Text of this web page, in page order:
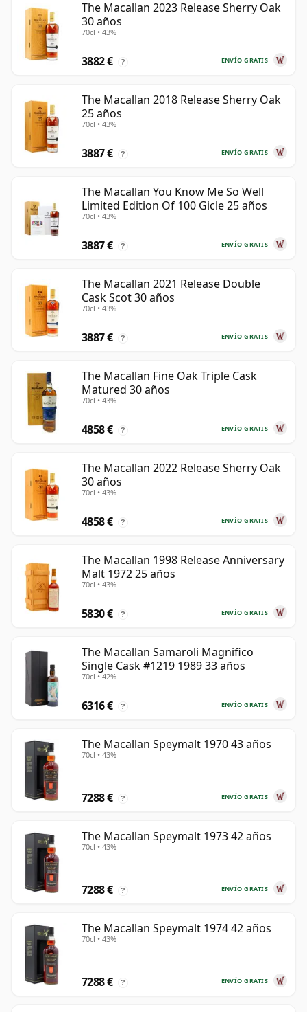
The Macallan 2023 Release Sherry Oak
30 años
70cl • 43%
ENVÍO GRATIS
3882 € ?
The Macallan 2018 Release Sherry Oak
25 años
70cl • 43%
ENVÍO GRATIS
3887 € ?
The Macallan You Know Me So Well
Limited Edition Of 100 Gicle 25 años
70cl • 43%
ENVÍO GRATIS
3887 € ?
The Macallan 2021 Release Double
Cask Scot 30 años
70cl • 43%
ENVÍO GRATIS
3887 € ?
The Macallan Fine Oak Triple Cask
Matured 30 años
70cl • 43%
ENVÍO GRATIS
4858 € ?
The Macallan 2022 Release Sherry Oak
30 años
70cl • 43%
ENVÍO GRATIS
4858 € ?
The Macallan 1998 Release Anniversary
Malt 1972 25 años
70cl • 43%
ENVÍO GRATIS
5830 € ?
The Macallan Samaroli Magnifico
Single Cask #1219 1989 33 años
70cl • 42%
ENVÍO GRATIS
6316 € ?
The Macallan Speymalt 1970 43 años
70cl • 43%
ENVÍO GRATIS
7288 € ?
The Macallan Speymalt 1973 42 años
70cl • 43%
ENVÍO GRATIS
7288 € ?
The Macallan Speymalt 1974 42 años
70cl • 43%
ENVÍO GRATIS
7288 € ?